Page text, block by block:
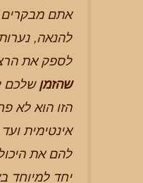
אתם מבקרים
להנאה, נערות
לספק את
שהזמןשלכם
הזו הוא לא
אינטימית
להם את
יחד למיוחד